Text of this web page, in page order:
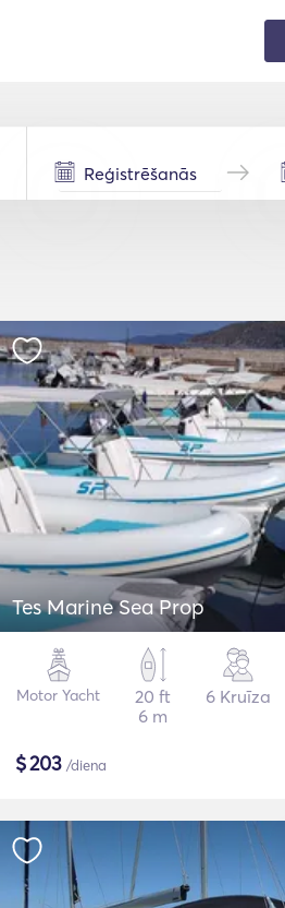
Tes Marine Sea Prop
Motor Yacht
20 ft
6 m
6 Kruīza
$203 /diena